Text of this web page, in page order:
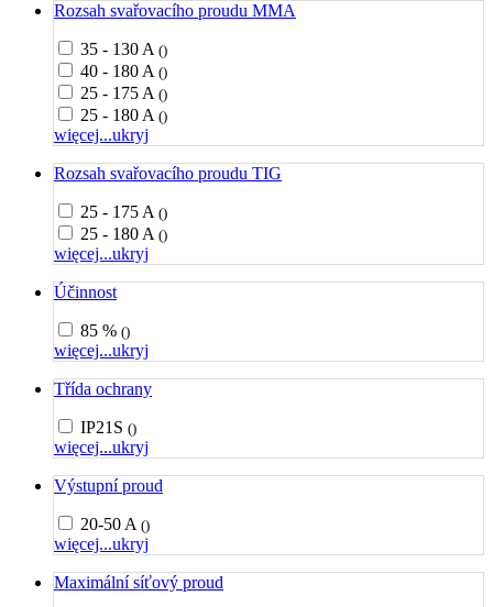
Rozsah svařovacího proudu MMA
35 - 130 A ()
40 - 180 A ()
25 - 175 A ()
25 - 180 A ()
więcej...ukryj
Rozsah svařovacího proudu TIG
25 - 175 A ()
25 - 180 A ()
więcej...ukryj
Účinnost
85 % ()
więcej...ukryj
Třída ochrany
IP21S ()
więcej...ukryj
Výstupní proud
20-50 A ()
więcej...ukryj
Maximální síťový proud